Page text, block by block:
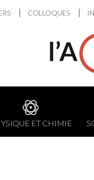
COLLOQUES
ET CHIMIE